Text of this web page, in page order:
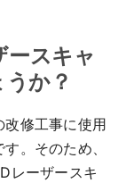
ースキャ
か？
改修工事に使用
。そのため、
レーザースキ